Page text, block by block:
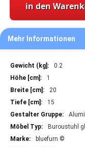
in den
Mehr Informationen
Mehr
Informationen
0.2
1
20
15
Buroustuhl
bluefurn ©